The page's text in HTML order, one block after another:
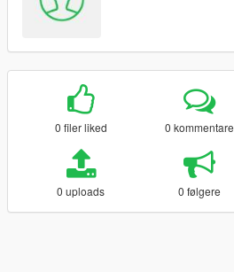
0 filer liked 0 kommentare
0 uploads 0 følgere